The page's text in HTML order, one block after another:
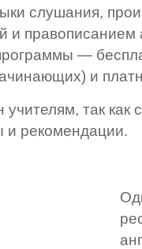
слушания,
и правописанием
—
и
учителям, так
и рекомендации.